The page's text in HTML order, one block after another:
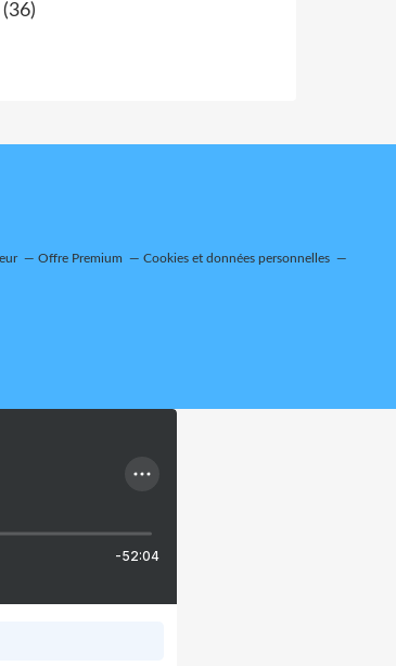
(36)
Offre Premium Cookies et données personnelles
-52:04